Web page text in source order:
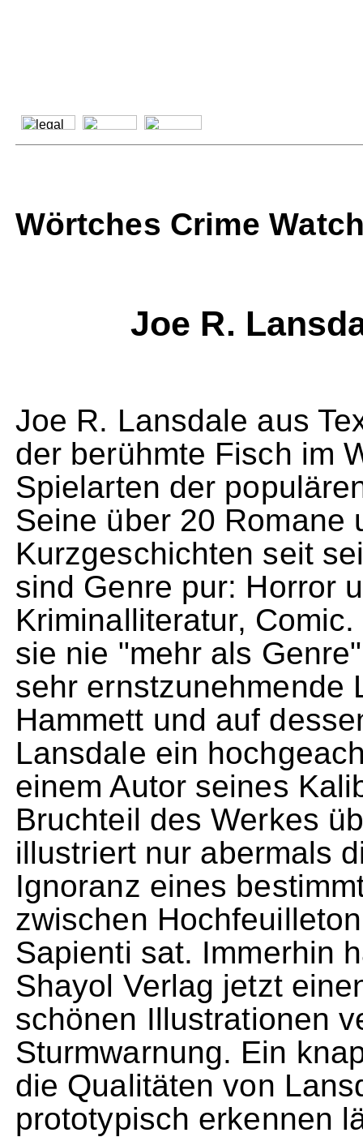
Wörtches Crime
Joe R.
Joe R. Lansdale aus
der berühmte Fisch im
Spielarten der
Seine über 20 Romane
Kurzgeschichten seit
sind Genre pur: Horror
Kriminalliteratur,
sie nie "mehr als
sehr ernstzunehmende
Hammett und auf
Lansdale ein
einem Autor seines
Bruchteil des Werkes
illustriert nur abermals
Ignoranz eines
zwischen
Sapienti sat. Immerhin
Shayol Verlag jetzt
schönen Illustrationen
Sturmwarnung. Ein
die Qualitäten von
prototypisch erkennen